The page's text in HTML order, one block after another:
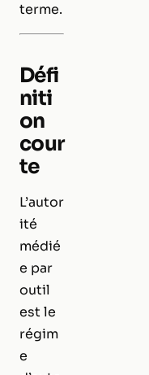
terme.
Défi
niti
on
cour
te
L’autor
ité
médié
e par
outil
est le
régim
e